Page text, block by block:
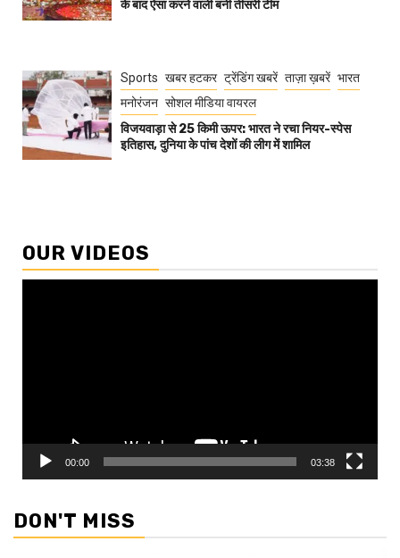
के बाद ऐसा करने वाली बनी तीसरी टीम
Sports खबर हटकर ट्रेंडिंग खबरें ताज़ा ख़बरें भारत
मनोरंजन सोशल मीडिया वायरल
विजयवाड़ा से 25 किमी ऊपर: भारत ने रचा नियर-स्पेस
इतिहास, दुनिया के पांच देशों की लीग में शामिल
OUR VIDEOS
00:00 03:38
DON'T MISS